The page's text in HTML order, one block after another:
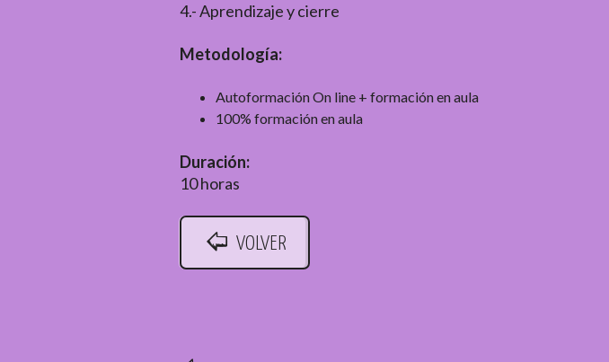
4.- Aprendizaje y cierre
Metodología:
Autoformación On line + formación en aula
100% formación en aula
Duración:
10 horas
VOLVER